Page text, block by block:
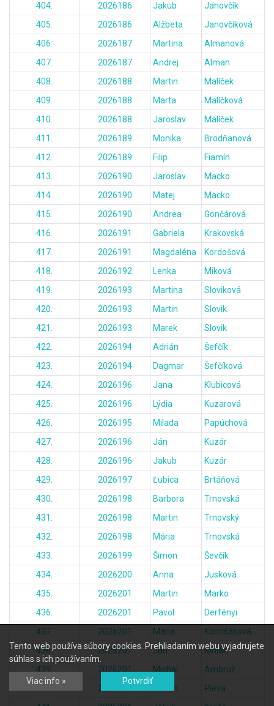
404.
2026186 Jakub
Janovčík
405.
2026186 Alžbeta
Janovčíková
406.
2026187 Martina
Almanová
407.
2026187 Andrej
Alman
408.
2026188 Martin
Malíček
409.
2026188 Marta
Malíčková
410.
2026188 Jaroslav
Malíček
411.
2026189 Monika
Brodňanová
412.
2026189 Filip
Fiamín
413.
2026190 Jaroslav
Macko
414.
2026190 Matej
Macko
415.
2026190 Andrea
Gončárová
416.
2026191 Gabriela
Krakovská
417.
2026191 Magdaléna
Kordošová
418.
2026192 Lenka
Miková
419.
2026193 Martina
Sloviková
420.
2026193 Martin
Slovik
421.
2026193 Marek
Slovik
422.
2026194 Adrián
Šefčík
423.
2026194 Dagmar
Šefčíková
424.
2026196 Jana
Klubicová
425.
2026196 Lýdia
Kuzarová
426.
2026195 Milada
Papúchová
427.
2026196 Ján
Kuzár
428.
2026196 Jakub
Kuzár
429.
2026197 Ľubica
Brtáňová
430.
2026198 Barbora
Trnovská
431.
2026198 Martin
Trnovský
432.
2026198 Mária
Trnovská
433.
2026199 Šimon
Ševčík
434.
2026200 Anna
Jusková
435.
2026201 Martin
Marko
436.
2026201 Pavol
Derfényi
437.
2026201 Mária
Komišáková
438.
2026201 Ján
Mrlian
439.
2026201 Michal
Ambruž
2026201 Martin
Pleva
Tento web používa súbory cookies. Prehliadaním webu vyjadrujete
súhlas s ich používaním.
Viac info » Potvrdiť